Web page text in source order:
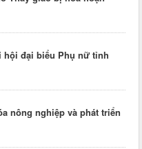
hội đại biểu Phụ nữ tỉnh
nông nghiệp và phát triển